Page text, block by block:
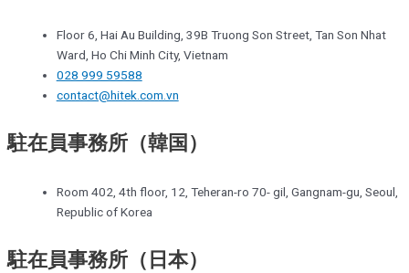
Floor 6, Hai Au Building, 39B Truong Son Street, Tan Son Nhat
Ward, Ho Chi Minh City, Vietnam
028 999 59588
contact@hitek.com.vn
駐在員事務所（韓国）
Room 402, 4th floor, 12, Teheran-ro 70- gil, Gangnam-gu, Seoul,
Republic of Korea
駐在員事務所（日本）